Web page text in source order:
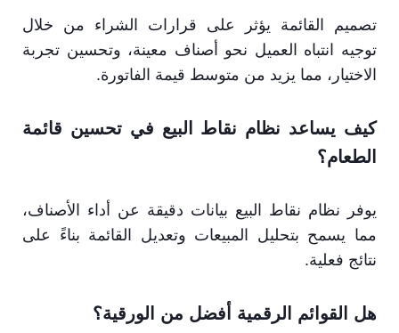
تصميم القائمة يؤثر على قرارات الشراء من خلال
توجيه انتباه العميل نحو أصناف معينة، وتحسين تجربة
الاختيار، مما يزيد من متوسط قيمة الفاتورة.
كيف يساعد نظام نقاط البيع في تحسين قائمة
الطعام؟
يوفر نظام نقاط البيع بيانات دقيقة عن أداء الأصناف،
مما يسمح بتحليل المبيعات وتعديل القائمة بناءً على
نتائج فعلية.
هل القوائم الرقمية أفضل من الورقية؟